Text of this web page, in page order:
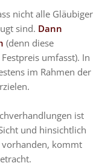
nicht alle Gläubiger
sind. Dann
(denn diese
umfasst). In
im Rahmen der
ist
und hinsichtlich
vorhanden, kommt